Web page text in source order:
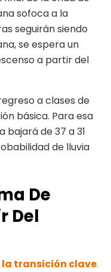
sofoca a la
seguirán siendo
se espera un
a partir del
a clases de
básica. Para esa
de 37 a 31
de lluvia
De
Del
la transición clave.